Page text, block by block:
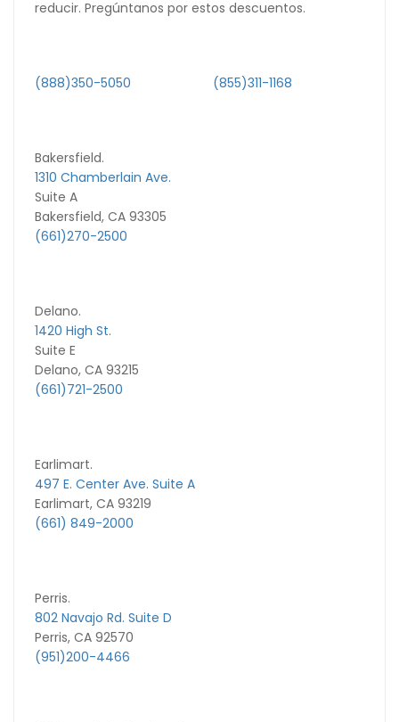
reducir. Pregúntanos por estos descuentos.
(888)350-5050 (855)311-1168
Bakersfield.
1310 Chamberlain Ave.
Suite A
Bakersfield, CA 93305
(661)270-2500
Delano.
1420 High St.
Suite E
Delano, CA 93215
(661)721-2500
Earlimart.
497 E. Center Ave. Suite A
Earlimart, CA 93219
(661) 849-2000
Perris.
802 Navajo Rd. Suite D
Perris, CA 92570
(951)200-4466